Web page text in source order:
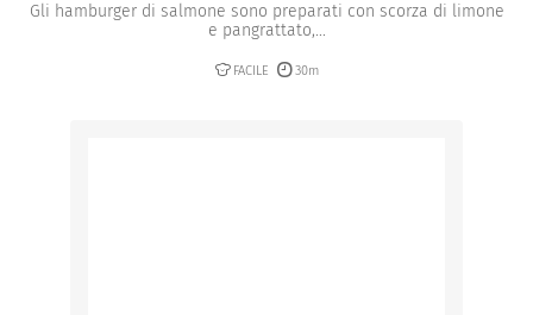
Gli hamburger di salmone sono preparati con scorza di limone
e pangrattato,...
FACILE 30m